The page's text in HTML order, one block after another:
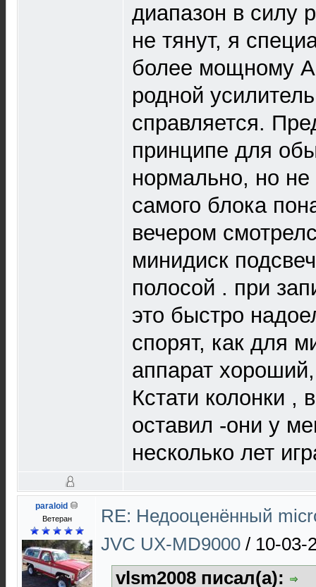
диапазон в силу
не тянут, я
более мощному
родной
справляется.
принципе для
нормально, но
самого блока
вечером
минидиск
полосой . при
это быстро
спорят, как для
аппарат
Кстати колонки ,
оставил -они у
несколько лет
paraloid
Ветеран
RE: Недооценённый
JVC UX-MD9000 / 10-03-
vlsm2008 писал(а):